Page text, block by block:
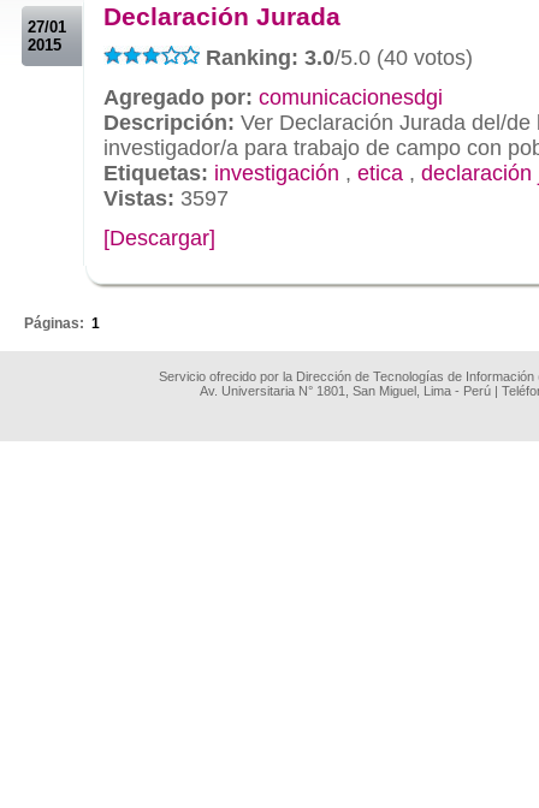
27/01
2015
Declaración Jurada
Ranking: 3.0/5.0 (40 votos)
Agregado por: comunicacionesdgi
Descripción: Ver Declaración Jurada del/de
investigador/a para trabajo de campo con
Etiquetas: investigación , etica , declaración
Vistas: 3597
[Descargar]
Páginas: 1
Servicio ofrecido por la Dirección de Tecnologías de
Av. Universitaria N° 1801, San Miguel, Lima - Perú |